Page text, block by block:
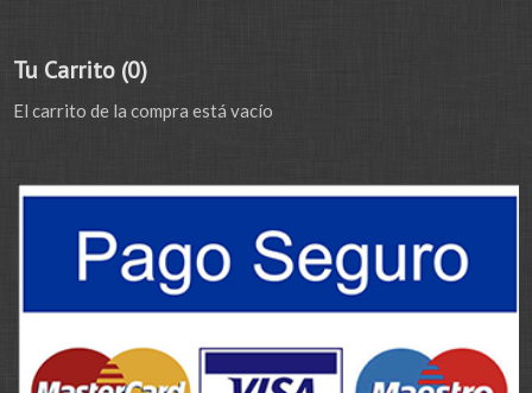
Tu Carrito (0)
El carrito de la compra está vacío